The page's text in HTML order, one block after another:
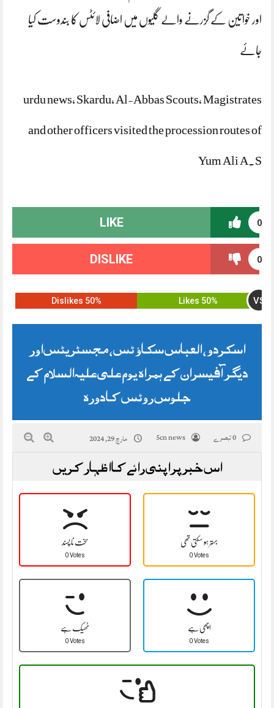
اور خواتین کے گزرنے والے گلیوں میں اضافی لائٹس کا بندوست کیا
جائے
urdu news, Skardu, Al-Abbas Scouts, Magistrates
and other officers visited the procession routes of
Yum Ali A.S
0
LIKE
0
DISLIKE
50% Likes VS
50% Dislikes
اسکردو ، العباس سکاؤٹس، مجسٹریٹس اور
دیگر آفیسران کے ہمراہ یوم علی علیہ السلام کے
جلوس روٹس کا دورہ
5cn news مارچ 29, 2024
اس خبر پر اپنی رائے کا اظہار کریں
سخت نا پسند
0 Votes
بہتر ہو سکتی تھی
0 Votes
ٹھیک ہے
0 Votes
اچھی ہے
0 Votes